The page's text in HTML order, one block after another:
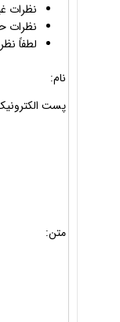
نظرات
نظرات
لطفاً
نام:
پست
متن: